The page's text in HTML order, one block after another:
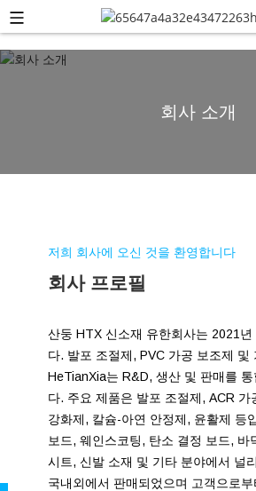
회사 소개
저희 회사에 오신 것을 환영합니다
회사 프로필
산둥 HTX 신소재 유한회사는 2021
다. 발포 조절제, PVC 가공 보조제 및
HeTianXia는 R&D, 생산 및 판매를
다. 주요 제품은 발포 조절제, ACR 가
강화제, 칼슘-아연 안정제, 윤활제 등
보드, 웨인스코팅, 탄소 결정 보드, 바
시트, 신발 소재 및 기타 분야에서 널
국내외에서 판매되었으며 고객으로